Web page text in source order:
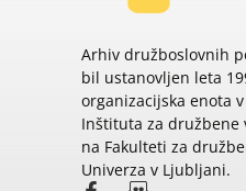
Arhiv družboslovnih
bil ustanovljen leta
organizacijska enota
Inštituta za družbene
na Fakulteti za
Univerza v Ljubljani.